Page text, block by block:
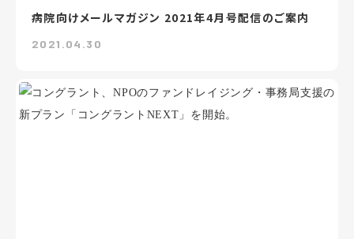
病院向けメールマガジン 2021年4月号配信のご案内
2021.04.30